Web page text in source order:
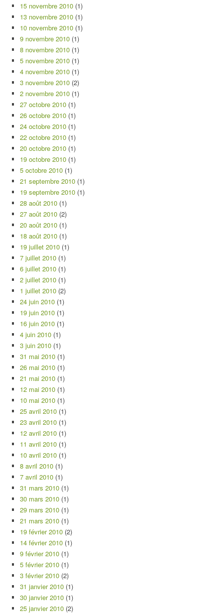
15 novembre 2010 (1)
13 novembre 2010 (1)
10 novembre 2010 (1)
9 novembre 2010 (1)
8 novembre 2010 (1)
5 novembre 2010 (1)
4 novembre 2010 (1)
3 novembre 2010 (2)
2 novembre 2010 (1)
27 octobre 2010 (1)
26 octobre 2010 (1)
24 octobre 2010 (1)
22 octobre 2010 (1)
20 octobre 2010 (1)
19 octobre 2010 (1)
5 octobre 2010 (1)
21 septembre 2010 (1)
19 septembre 2010 (1)
28 août 2010 (1)
27 août 2010 (2)
20 août 2010 (1)
18 août 2010 (1)
19 juillet 2010 (1)
7 juillet 2010 (1)
6 juillet 2010 (1)
2 juillet 2010 (1)
1 juillet 2010 (2)
24 juin 2010 (1)
19 juin 2010 (1)
16 juin 2010 (1)
4 juin 2010 (1)
3 juin 2010 (1)
31 mai 2010 (1)
26 mai 2010 (1)
21 mai 2010 (1)
12 mai 2010 (1)
10 mai 2010 (1)
25 avril 2010 (1)
23 avril 2010 (1)
12 avril 2010 (1)
11 avril 2010 (1)
10 avril 2010 (1)
8 avril 2010 (1)
7 avril 2010 (1)
31 mars 2010 (1)
30 mars 2010 (1)
29 mars 2010 (1)
21 mars 2010 (1)
19 février 2010 (2)
14 février 2010 (1)
9 février 2010 (1)
5 février 2010 (1)
3 février 2010 (2)
31 janvier 2010 (1)
30 janvier 2010 (1)
25 janvier 2010 (2)